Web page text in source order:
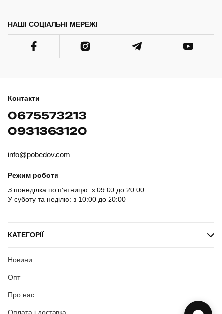
НАШІ СОЦІАЛЬНІ МЕРЕЖІ
Контакти
0675573213
0931363120
info@pobedov.com
Режим роботи
З понеділка по п'ятницю: з 09:00 до 20:00
У суботу та неділю: з 10:00 до 20:00
КАТЕГОРІЇ
Новини
Опт
Про нас
Оплата і доставка